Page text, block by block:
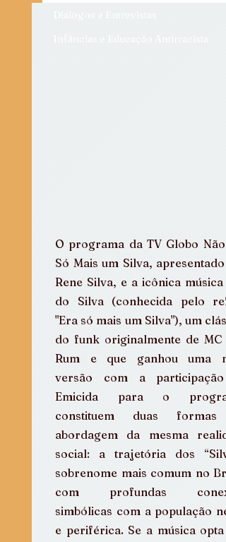
O programa da TV Globo Não
Só Mais um Silva, apresentado
Rene Silva, e a icônica música
do Silva (conhecida pelo
"Era só mais um Silva"), um
do funk originalmente de MC
Rum e que ganhou uma
versão com a participação
Emicida para o
constituem duas formas
abordagem da mesma
social: a trajetória dos
sobrenome mais comum no
com profundas
simbólicas com a população
e periférica. Se a música opta